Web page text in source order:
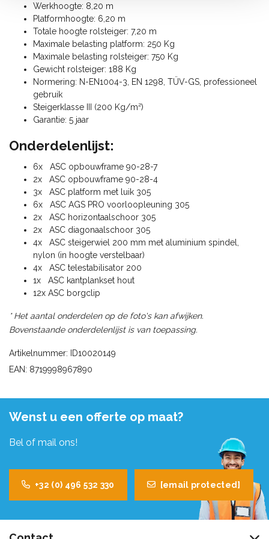
Werkhoogte: 8,20 m
Platformhoogte: 6,20 m
Totale hoogte rolsteiger: 7,20 m
Maximale belasting platform: 250 Kg
Maximale belasting rolsteiger: 750 Kg
Gewicht rolsteiger: 188 Kg
Normering: N-EN1004-3, EN 1298, TÜV-GS, professioneel
gebruik
Steigerklasse III (200 Kg/m²)
Garantie: 5 jaar
Onderdelenlijst:
6x ASC opbouwframe 90-28-7
2x ASC opbouwframe 90-28-4
3x ASC platform met luik 305
6x ASC AGS PRO voorloopleuning 305
2x ASC horizontaalschoor 305
2x ASC diagonaalschoor 305
4x ASC steigerwiel 200 mm met aluminium spindel,
nylon (in hoogte verstelbaar)
4x ASC telestabilisator 200
1x ASC kantplankset hout
12x ASC borgclip
* Het aantal onderdelen op de foto's kan afwijken.
Bovenstaande onderdelenlijst is van toepassing.
Artikelnummer: ID10020149
EAN: 8719998967890
Wenst u een offerte op maat?
Bel of mail ons!
+32 (0) 496 532 330 [email protected]